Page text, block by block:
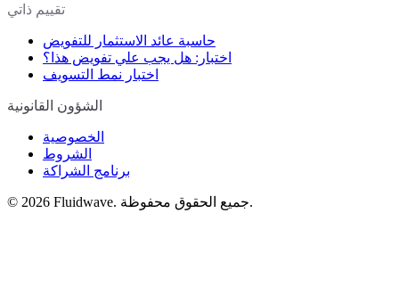
تقييم ذاتي
حاسبة عائد الاستثمار للتفويض
اختبار: هل يجب علي تفويض هذا؟
اختبار نمط التسويف
الشؤون القانونية
الخصوصية
الشروط
برنامج الشراكة
© 2026 Fluidwave. جميع الحقوق محفوظة.